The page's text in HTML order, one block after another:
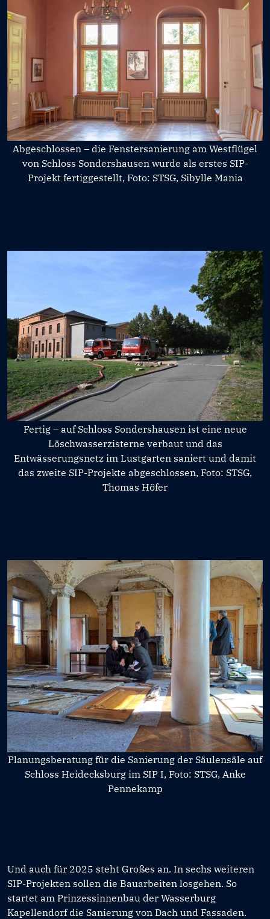
Abgeschlossen – die Fenstersanierung am Westflügel
von Schloss Sondershausen wurde als erstes SIP-
Projekt fertiggestellt, Foto: STSG, Sibylle Mania
Fertig – auf Schloss Sondershausen ist eine neue
Löschwasserzisterne verbaut und das
Entwässerungsnetz im Lustgarten saniert und damit
das zweite SIP-Projekte abgeschlossen, Foto: STSG,
Thomas Höfer
Planungsberatung für die Sanierung der Säulensäle auf
Schloss Heidecksburg im SIP I, Foto: STSG, Anke
Pennekamp
Und auch für 2025 steht Großes an. In sechs weiteren
SIP-Projekten sollen die Bauarbeiten losgehen. So
startet am Prinzessinnenbau der Wasserburg
Kapellendorf die Sanierung von Dach und Fassaden.